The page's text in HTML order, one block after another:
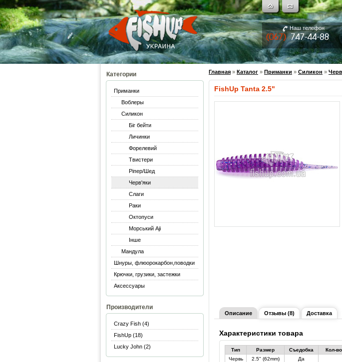
Наш телефон
Категории
Приманки
Воблеры
Силикон
Біг бейти
Личинки
Форелевий
Твистери
Ріпер/Шед
Черв'яки
Слаги
Раки
Октопуси
Морський Aji
Інше
Мандула
Шнуры, флюорокарбон,поводки
Крючки, грузики, застежки
Аксессуары
Производители
Crazy Fish (4)
FishUp (18)
Lucky John (2)
Главная » Каталог » Приманки » Силикон »
FishUp Tanta 2.5"
Описание Отзывы (8) Доставка
Характеристики товара
Тип Размер Съедобка
Кол-
Червь
2.5" (62mm) Да